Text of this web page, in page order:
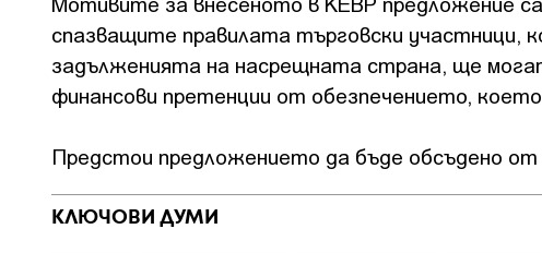
спазващите правилата търговски участници,
задълженията на насрещната страна, ще
финансови претенции от обезпечението,
Предстои предложението да бъде обсъдено от
КЛЮЧОВИ ДУМИ